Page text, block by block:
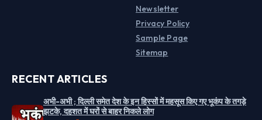
Newsletter
Privacy Policy
Sample Page
Sitemap
RECENT ARTICLES
अभी-अभी ; दिल्ली समेत देश के इन हिस्सों में महसूस किए गए भूकंप के तगड़े
झटके, दहशत में घरों से बाहर निकले लोग